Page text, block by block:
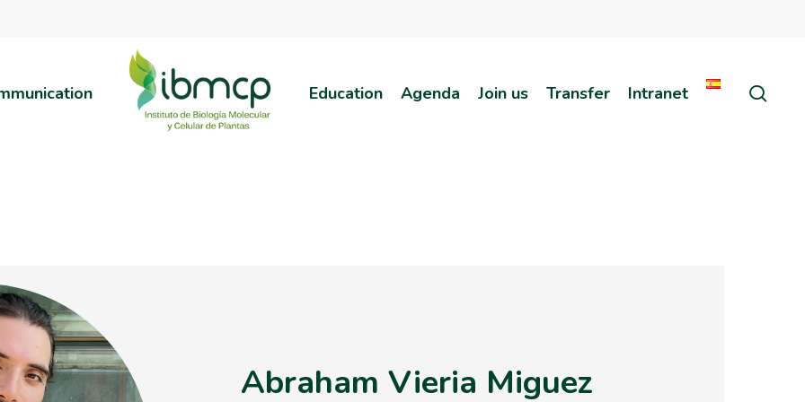
Education Agenda Join us Transfer Intranet
Abraham Vieria Miguez